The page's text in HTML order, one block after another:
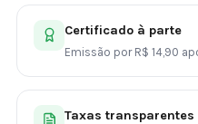
Certificado à parte
Emissão por R$ 14,90
Taxas transparentes